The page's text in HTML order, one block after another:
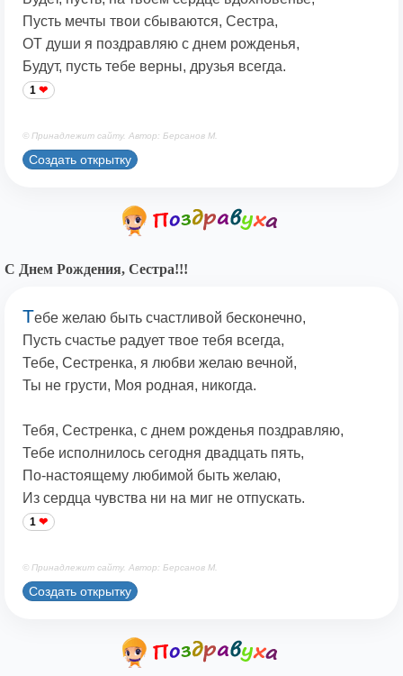
Пусть мечты твои сбываются, Сестра,
ОТ души я поздравляю с днем рожденья,
Будут, пусть тебе верны, друзья всегда.
1
© Принадлежит сайту. Автор: Берсанов М.
Создать открытку
С Днем Рождения, Сестра!!!
Тебе желаю быть счастливой бесконечно,
Пусть счастье радует твое тебя всегда,
Тебе, Сестренка, я любви желаю вечной,
Ты не грусти, Моя родная, никогда.
Тебя, Сестренка, с днем рожденья поздравляю,
Тебе исполнилось сегодня двадцать пять,
По-настоящему любимой быть желаю,
Из сердца чувства ни на миг не отпускать.
1
© Принадлежит сайту. Автор: Берсанов М.
Создать открытку